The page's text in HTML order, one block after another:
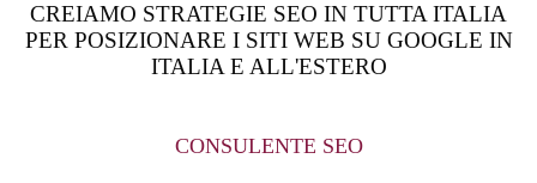
CREIAMO STRATEGIE SEO IN TUTTA ITALIA
PER POSIZIONARE I SITI WEB SU GOOGLE IN
ITALIA E ALL'ESTERO
CONSULENTE SEO